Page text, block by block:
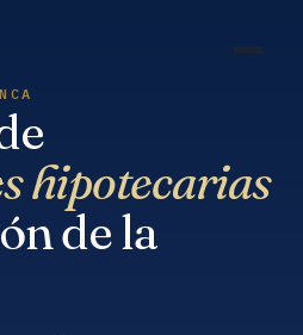
hipotecarias
de la